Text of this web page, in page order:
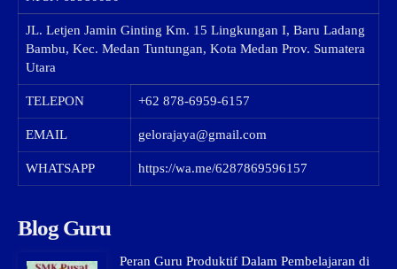
JL. Letjen Jamin Ginting Km. 15 Lingkungan I, Baru Ladang
Bambu, Kec. Medan Tuntungan, Kota Medan Prov. Sumatera
Utara
TELEPON +62 878-6959-6157
EMAIL gelorajaya@gmail.com
WHATSAPP https://wa.me/6287869596157
Blog Guru
Peran Guru Produktif Dalam Pembelajaran di